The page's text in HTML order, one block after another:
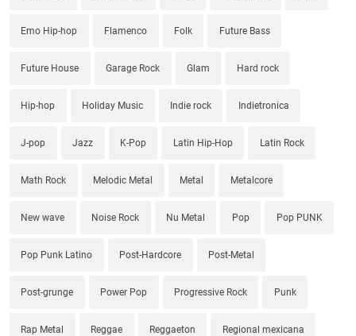
Emo Hip-hop Flamenco Folk Future Bass
Future House Garage Rock Glam Hard rock
Hip-hop Holiday Music Indie rock Indietronica
J-pop Jazz K-Pop Latin Hip-Hop Latin Rock
Math Rock Melodic Metal Metal Metalcore
New wave Noise Rock Nu Metal Pop Pop PUNK
Pop Punk Latino Post-Hardcore Post-Metal
Post-grunge Power Pop Progressive Rock Punk
Rap Metal Reggae Reggaeton Regional mexicana